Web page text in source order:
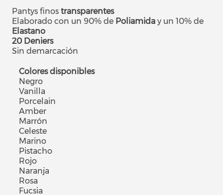
Pantys finos transparentes
Elaborado con un 90% de Poliamida y un 10% de
Elastano
20 Deniers
Sin demarcación
Colores disponibles
Negro
Vanilla
Porcelain
Amber
Marrón
Celeste
Marino
Pistacho
Rojo
Naranja
Rosa
Fucsia